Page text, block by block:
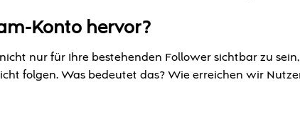
Konto hervor?
nur für Ihre bestehenden Follower sichtbar zu
folgen. Was bedeutet das? Wie erreichen wir